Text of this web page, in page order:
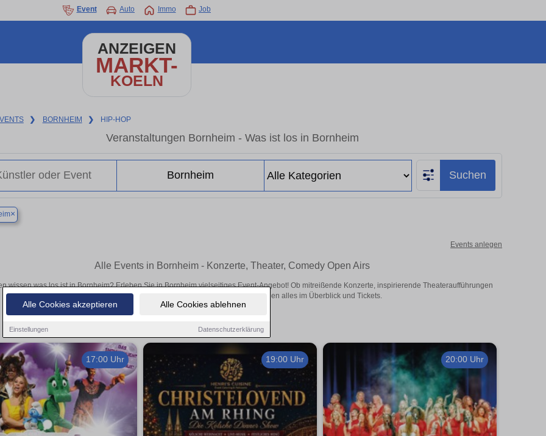
Alle Cookies akzeptieren Alle Cookies ablehnen
Einstellungen Datenschutzerklärung
Event Auto Immo Job
ANZEIGEN
MARKT-
KOELN
❯ BORNHEIM ❯ HIP-HOP
Veranstaltungen Bornheim - Was ist los in Bornheim
Suchen
×
Events anlegen
Alle Events in Bornheim - Konzerte, Theater, Comedy Open Airs
wissen was los ist in Bornheim? Erleben Sie in Bornheim vielseitiges Event-Angebot! Ob mitreißende Konzerte, inspirierende Theateraufführungen
oder aufregende Veranstaltungen in Bornheim – hier finden alles im Überblick und Tickets.
17:00 Uhr 19:00 Uhr 20:00 Uhr